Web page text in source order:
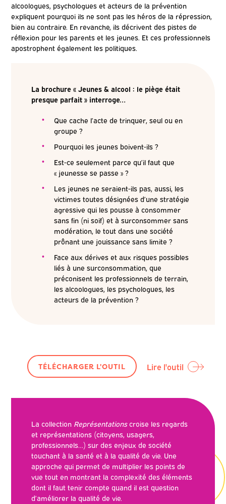
alcoologues, psychologues et acteurs de la prévention
expliquent pourquoi ils ne sont pas les héros de la répression,
bien au contraire. En revanche, ils décrivent des pistes de
réflexion pour les parents et les jeunes. Et ces professionnels
apostrophent également les politiques.
La brochure « Jeunes & alcool : le piège était
presque parfait » interroge…
Que cache l’acte de trinquer, seul ou en
groupe ?
Pourquoi les jeunes boivent-ils ?
Est-ce seulement parce qu’il faut que
« jeunesse se passe » ?
Les jeunes ne seraient-ils pas, aussi, les
victimes toutes désignées d’une stratégie
agressive qui les pousse à consommer
sans fin (ni soif) et à surconsommer sans
modération, le tout dans une société
prônant une jouissance sans limite ?
Face aux dérives et aux risques possibles
liés à une surconsommation, que
préconisent les professionnels de terrain,
les alcoologues, les psychologues, les
acteurs de la prévention ?
TÉLÉCHARGER L'OUTIL Lire l'outil
La collection Représentationscroise les regards
et représentations (citoyens, usagers,
professionnels…) sur des enjeux de société
touchant à la santé et à la qualité de vie. Une
approche qui permet de multiplier les points de
vue tout en montrant la complexité des éléments
dont il faut tenir compte quand il est question
d’améliorer la qualité de vie.